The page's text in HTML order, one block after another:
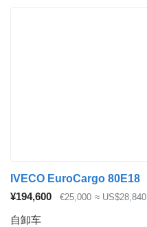
IVECO EuroCargo 80E18
¥194,600
€25,000 ≈ US$28,840
自卸车